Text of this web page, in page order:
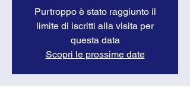
Purtroppo è stato raggiunto il
limite di iscritti alla visita per
questa data
Scopri le prossime date